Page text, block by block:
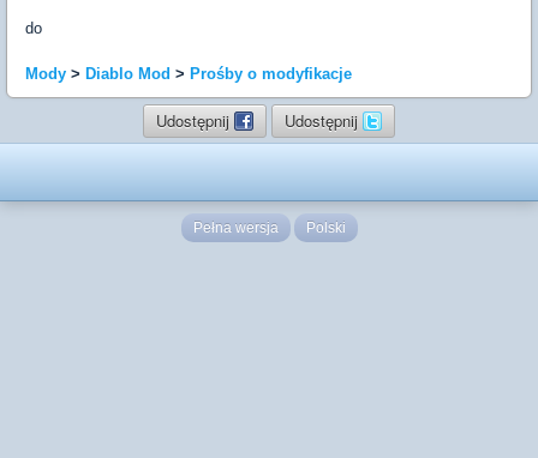
do
Mody > Diablo Mod > Prośby o modyfikacje
Udostępnij Udostępnij
Pełna wersja Polski